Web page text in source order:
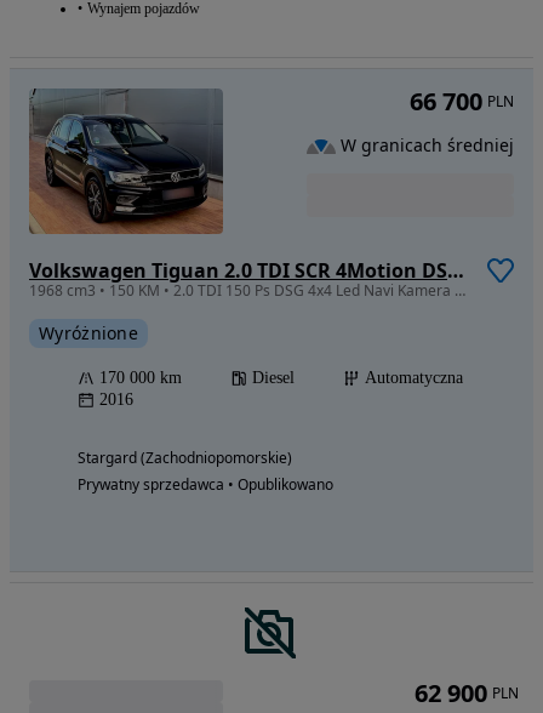
Wynajem pojazdów
Volkswagen Tiguan 2.0 TDI SCR 4Motion DSG IQ.DRIVE
1968 cm3 • 150 KM • 2.0 TDI 150 Ps DSG 4x4 Led Navi Kamera Bliss I Właściciel
Wyróżnione
170 000 km Diesel
Automatyczna
2016
Stargard (Zachodniopomorskie)
Prywatny sprzedawca • Opublikowano
66 700 PLN
W granicach średniej
62 900 PLN